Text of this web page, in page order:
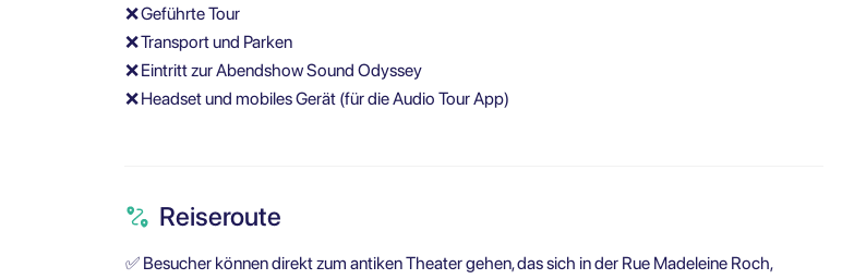
❌Geführte Tour
❌Transport und Parken
❌Eintritt zur Abendshow Sound Odyssey
❌Headset und mobiles Gerät (für die Audio Tour App)
Reiseroute
✅ Besucher können direkt zum antiken Theater gehen, das sich in der Rue Madeleine Roch,